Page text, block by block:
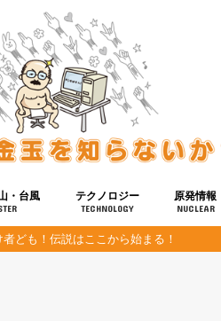
・台風 テクノロジー
TECHNOLOGY
健康
宇宙
原発情報
NUCLEAR
者ども！伝説はここから始まる！